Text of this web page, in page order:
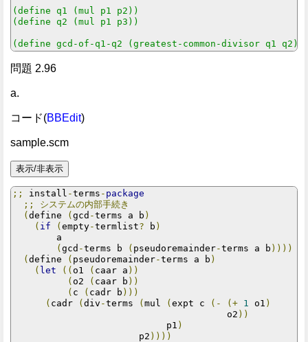
(define q1 (mul p1 p2))
(define q2 (mul p1 p3))
(define gcd-of-q1-q2 (greatest-common-divisor q1 q2))
問題 2.96
a.
コード(BBEdit)
sample.scm
;; install -terms - package
;;
システムの内部手続き
(define (gcd -terms a b )
( if (empty-termlist? b )
        a
(gcd -terms b ( pseudoremainder-terms a b ))))
(define ( pseudoremainder-terms a b )
( let (( o1 ( caar a ))
( o2 ( caar b ))
( c ( cadr b )))
( cadr (div -terms (mul (expt c (- (+ 1 o1 )
                                       o2
))
                            p1
)
                       p2
))))